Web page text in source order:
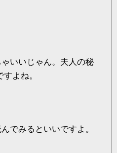
いいじゃん。夫人の秘
よね。
でみるといいですよ。